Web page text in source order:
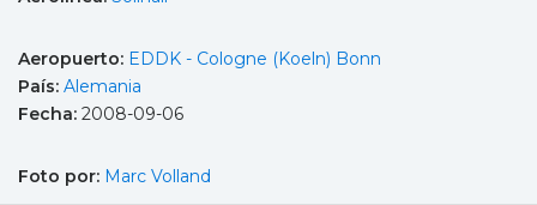
Aeropuerto: EDDK - Cologne (Koeln) Bonn
País: Alemania
Fecha: 2008-09-06
Foto por: Marc Volland